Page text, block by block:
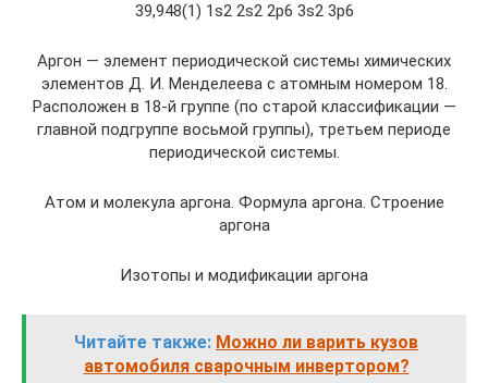
39,948(1) 1s2 2s2 2p6 3s2 3p6
Аргон — элемент периодической системы химических
элементов Д. И. Менделеева с атомным номером 18.
Расположен в 18-й группе (по старой классификации —
главной подгруппе восьмой группы), третьем периоде
периодической системы.
Атом и молекула аргона. Формула аргона. Строение
аргона
Изотопы и модификации аргона
Читайте также: Можно ли варить кузов
автомобиля сварочным инвертором?